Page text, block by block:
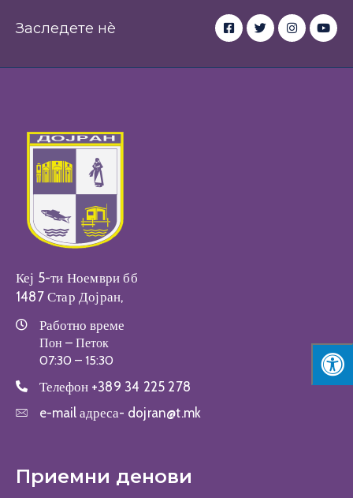
Заследете нè
Кеј 5-ти Ноември бб
1487 Стар Дојран,
Работно време
Пон – Петок
07:30 – 15:30
Телефон +389 34 225 278
e-mail адреса- dojran@t.mk
Приемни денови